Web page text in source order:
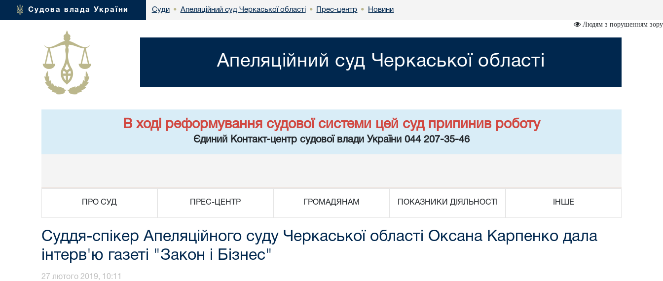
Судова влада України Суди • Апеляційний суд Черкаської області • Прес-центр • Новини
Людям з порушенням зору
Апеляційний суд Черкаської області
В ході реформування судової системи цей суд припинив роботу
Єдиний Контакт-центр судової влади України 044 207-35-46
ПРО СУД ПРЕС-ЦЕНТР ГРОМАДЯНАМ ПОКАЗНИКИ ДІЯЛЬНОСТІ ІНШЕ
Суддя-спікер Апеляційного суду Черкаської області Оксана Карпенко дала
інтерв'ю газеті "Закон і Бізнес"
27 лютого 2019, 10:11